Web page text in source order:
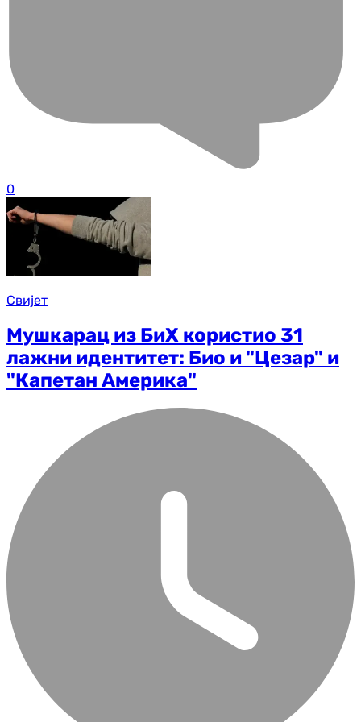
0
Свијет
Мушкарац из БиХ користио 31
лажни идентитет: Био и "Цезар" и
"Капетан Америка"